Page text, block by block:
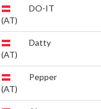
(AT)
DO-IT
(AT)
Datty
(AT)
Pepper